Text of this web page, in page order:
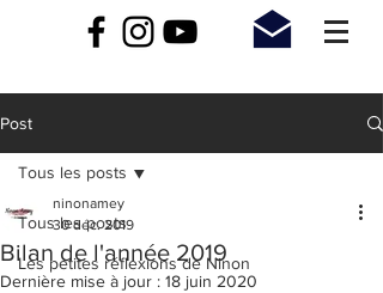
Post
Tous les posts
Les petites réflexions de Ninon
Tous les posts
Bilan de l'année 2019
ninonamey
30 déc. 2019
Dernière mise à jour : 18 juin 2020